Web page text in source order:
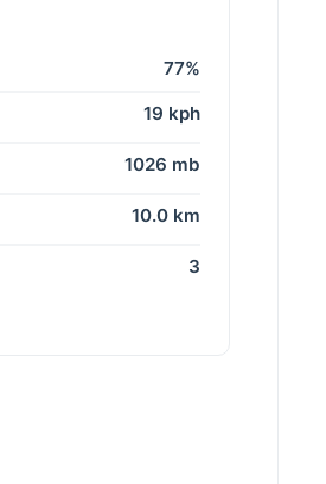
77%
19 kph
1026 mb
10.0 km
3